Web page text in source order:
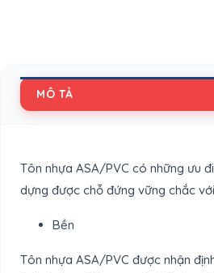
MÔ TẢ
Tôn nhựa ASA/PVC có những ưu
dựng được chỗ đứng vững chắc
Bền
Tôn nhựa ASA/PVC được nhận